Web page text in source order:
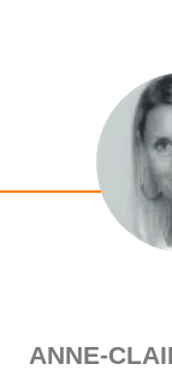
Hélène est membre
depuis 2015 et
d’italien. En tant
préparatoire
elle est
concours. Elle
ANNE-